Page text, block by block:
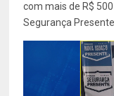
com mais de R$
Segurança